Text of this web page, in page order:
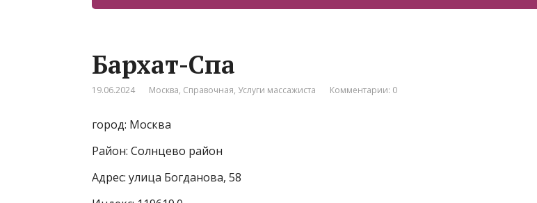
Бархат-Спа
19.06.2024 Москва, Справочная, Услуги массажиста Комментарии: 0
город: Москва
Район: Солнцево район
Адрес: улица Богданова, 58